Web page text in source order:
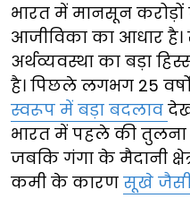
भारत में मानसून
आजीविका का आधार
अर्थव्यवस्था का बड़ा
है। पिछले लगभग 25
स्वरूप में बड़ा बदलाव
भारत में पहले की
जबकि गंगा के मैदानी
कमी के कारण सूखे जैसी